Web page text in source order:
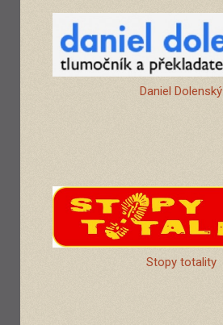
Daniel Dolenský
Stopy totality